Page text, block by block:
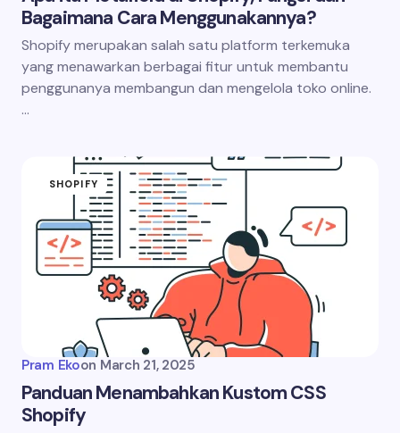
Bagaimana Cara Menggunakannya?
Shopify merupakan salah satu platform terkemuka
yang menawarkan berbagai fitur untuk membantu
penggunanya membangun dan mengelola toko online.
…
SHOPIFY
Pram Ekoon March 21, 2025
Panduan Menambahkan Kustom CSS
Shopify